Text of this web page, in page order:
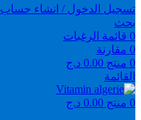
تسجيل الدخول / انشاء حساب
بحث
0 قائمة الرغبات
0 مقارنة
0 منتج 0.00 د.ج
القائمة
0 منتج 0.00 د.ج